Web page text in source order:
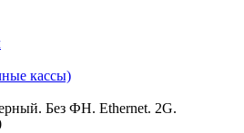
кассы)
Без ФН. Ethernet. 2G.